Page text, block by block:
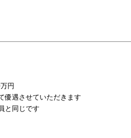
円
優遇させていただきます
と同じです